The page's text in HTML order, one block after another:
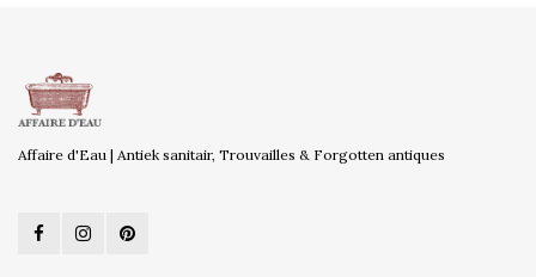
Affaire d'Eau | Antiek sanitair, Trouvailles & Forgotten antiques